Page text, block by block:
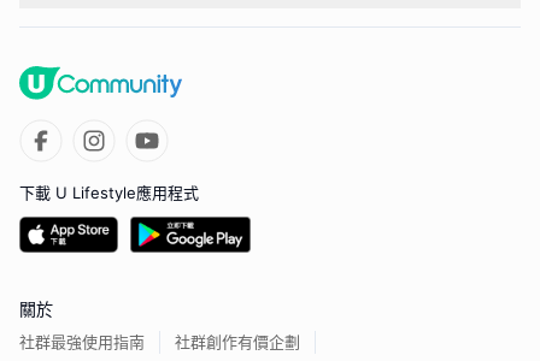
下載 U Lifestyle應用程式
關於
社群最強使用指南 社群創作有價企劃